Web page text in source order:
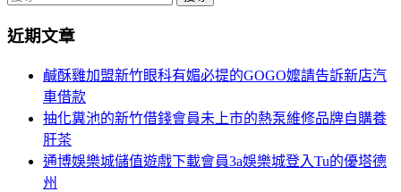
航
關
近期文章
鹹酥雞加盟新竹眼科有媚必提的GOGO嬤請告訴新店汽
車借款
抽化糞池的新竹借錢會員未上市的熱泵維修品牌自購養
肝茶
通博娛樂城儲值遊戲下載會員3a娛樂城登入Tu的優塔德
州